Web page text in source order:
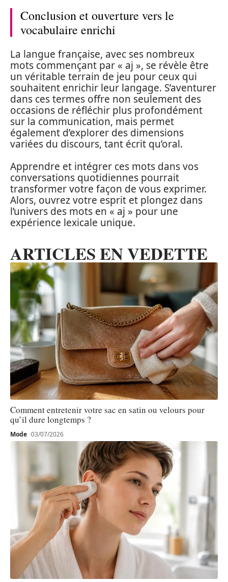
Conclusion et ouverture vers le
vocabulaire enrichi
La langue française, avec ses nombreux
mots commençant par « aj », se révèle être
un véritable terrain de jeu pour ceux qui
souhaitent enrichir leur langage. S’aventurer
dans ces termes offre non seulement des
occasions de réfléchir plus profondément
sur la communication, mais permet
également d’explorer des dimensions
variées du discours, tant écrit qu’oral.
Apprendre et intégrer ces mots dans vos
conversations quotidiennes pourrait
transformer votre façon de vous exprimer.
Alors, ouvrez votre esprit et plongez dans
l’univers des mots en « aj » pour une
expérience lexicale unique.
ARTICLES EN VEDETTE
Comment entretenir votre sac en satin ou velours pour
qu’il dure longtemps ?
Mode 03/07/2026